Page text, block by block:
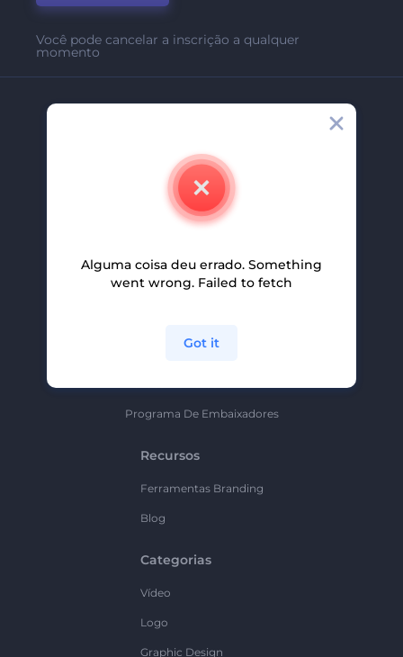
Você pode cancelar a inscrição a qualquer
momento
Contate-Nos
Carreiras
Programa De Afiliados
Programa De Embaixadores
Recursos
Ferramentas Branding
Blog
Categorias
Vídeo
Logo
Graphic Design
Alguma coisa deu errado. Something
went wrong. Failed to fetch
Got it